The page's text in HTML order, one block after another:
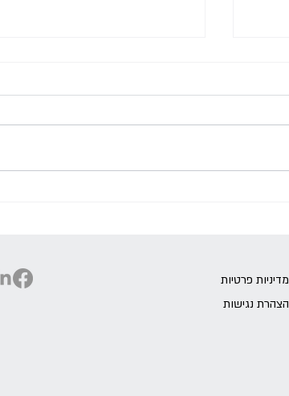
מדיניות פרטיות
הצהרת נגישות